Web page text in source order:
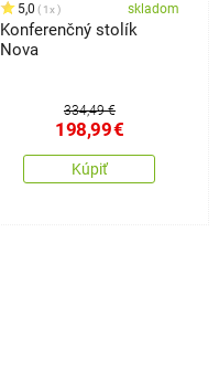
5,0 1x skladom
Konferenčný stolík
Nova
334,49 €
198,99€
Kúpiť